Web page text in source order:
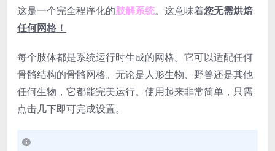
这是一个完全程序化的肢解系统。这意味着您无需烘焙
任何网格！
每个肢体都是系统运行时生成的网格。它可以适配任何
骨骼结构的骨骼网格。无论是人形生物、野兽还是其他
任何生物，它都能完美运行。使用起来非常简单，只需
点击几下即可完成设置。